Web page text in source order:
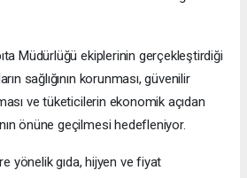
Müdürlüğü ekiplerinin gerçekleştirdiği
sağlığının korunması, güvenilir
ve tüketicilerin ekonomik açıdan
önüne geçilmesi hedefleniyor.
yönelik gıda, hijyen ve fiyat